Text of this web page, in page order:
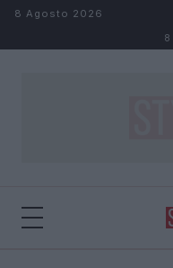
Salta al contenuto
8 Agosto 2026
8